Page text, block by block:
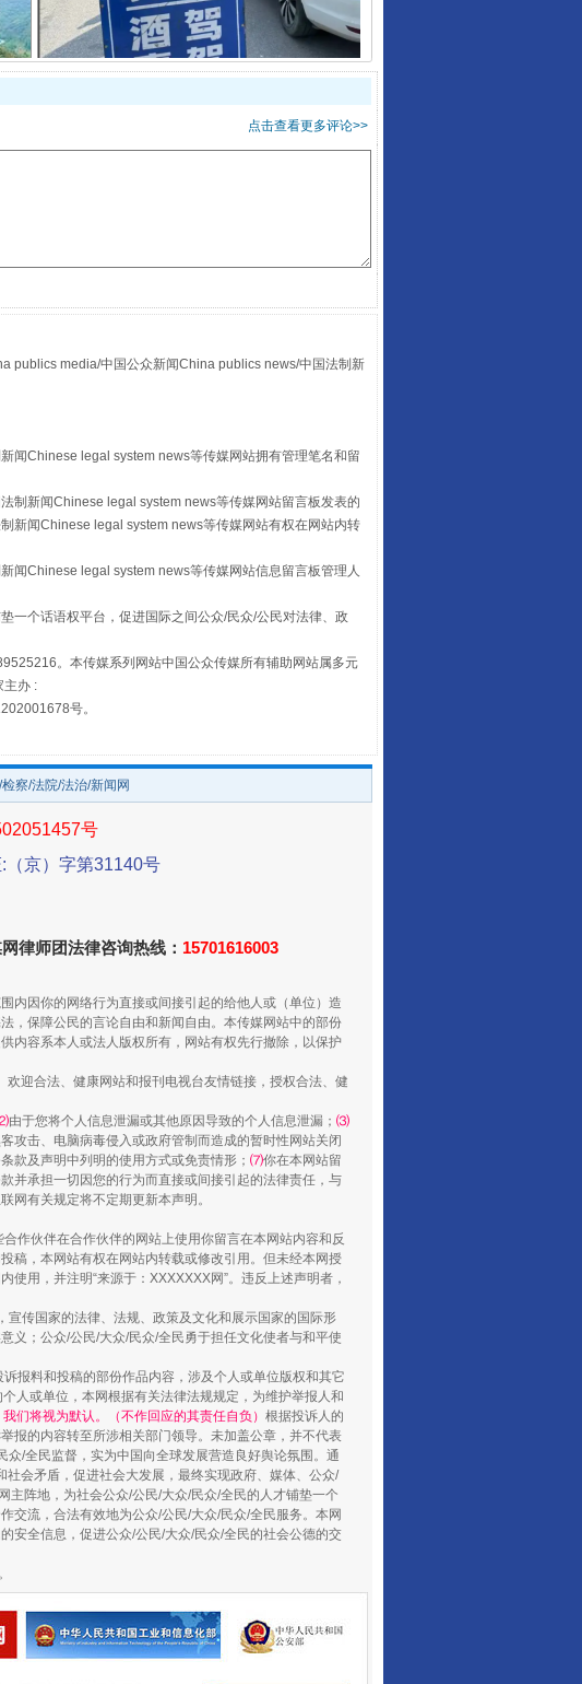
酒驾未被当场查获能处罚吗
山西：不断增强治理腐败综合效能
点击查看更多评论>>
publics media/中国公众新闻China publics news/中国法制新
闻Chinese legal system news等传媒网站拥有管理笔名和留
制新闻Chinese legal system news等传媒网站留言板发表的
新闻Chinese legal system news等传媒网站有权在网站内转
闻Chinese legal system news等传媒网站信息留言板管理人
一个话语权平台，促进国际之间公众/民众/公民对法律、政
。本传媒系列网站中国公众传媒所有辅助网站属多元
主办 :
号。
察/法院/法治/新闻网
号
（京）字第31140号
律师团法律咨询热线： 15701616003
内因你的网络行为直接或间接引起的给他人或（单位）造
，保障公民的言论自由和新闻自由。本传媒网站中的部份
内容系本人或法人版权所有，网站有权先行撤除，以保护
迎合法、健康网站和报刊电视台友情链接，授权合法、健
由于您将个人信息泄漏或其他原因导致的个人信息泄漏； ⑶
攻击、电脑病毒侵入或政府管制而造成的暂时性网站关闭
款及声明中列明的使用方式或免责情形； ⑺你在本网站留
并承担一切因您的行为而直接或间接引起的法律责任，与
网有关规定将不定期更新本声明。
作伙伴在合作伙伴的网站上使用你留言在本网站内容和反
稿，本网站有权在网站内转载或修改引用。但未经本网授
用，并注明“来源于：XXXXXXX网”。违反上述声明者，
宣传国家的法律、法规、政策及文化和展示国家的国际形
义；公众/公民/大众/民众/全民勇于担任文化使者与和平使
报料和投稿的部份作品内容，涉及个人或单位版权和其它
人或单位，本网根据有关法律法规规定，为维护举报人和
们将视为默认。（不作回应的其责任自负） 根据投诉人的
报的内容转至所涉相关部门领导。未加盖公章，并不代表
众/全民监督，实为中国向全球发展营造良好舆论氛围。通
会矛盾，促进社会大发展，最终实现政府、媒体、公众/
阵地，为社会公众/公民/大众/民众/全民的人才铺垫一个
交流，合法有效地为公众/公民/大众/民众/全民服务。本网
安全信息，促进公众/公民/大众/民众/全民的社会公德的交